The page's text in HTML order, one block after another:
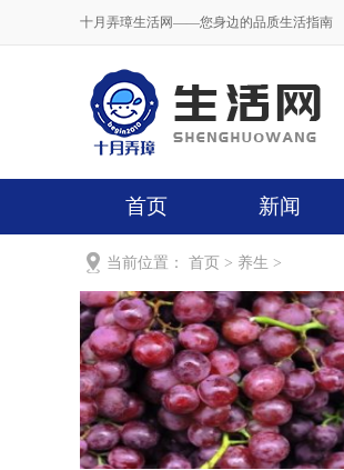
十月弄璋生活网——您身边的品质生活指南
首页 新闻
当前位置： 首页 > 养生 >